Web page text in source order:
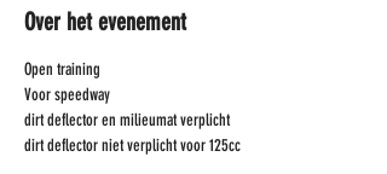
Over het evenement
Open training
Voor speedway
dirt deflector en milieumat verplicht
dirt deflector niet verplicht voor 125cc